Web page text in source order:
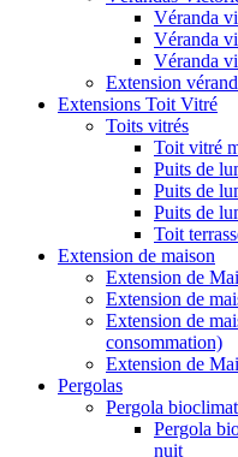
Véranda
Véranda
Véranda
Extension
Extensions Toit Vitré
Toits vitrés
Toit vitré
Puits de
Puits de
Puits de
Toit
Extension de maison
Extension de
Extension de
Extension de
consommation)
Extension de
Pergolas
Pergola
Pergola
nuit